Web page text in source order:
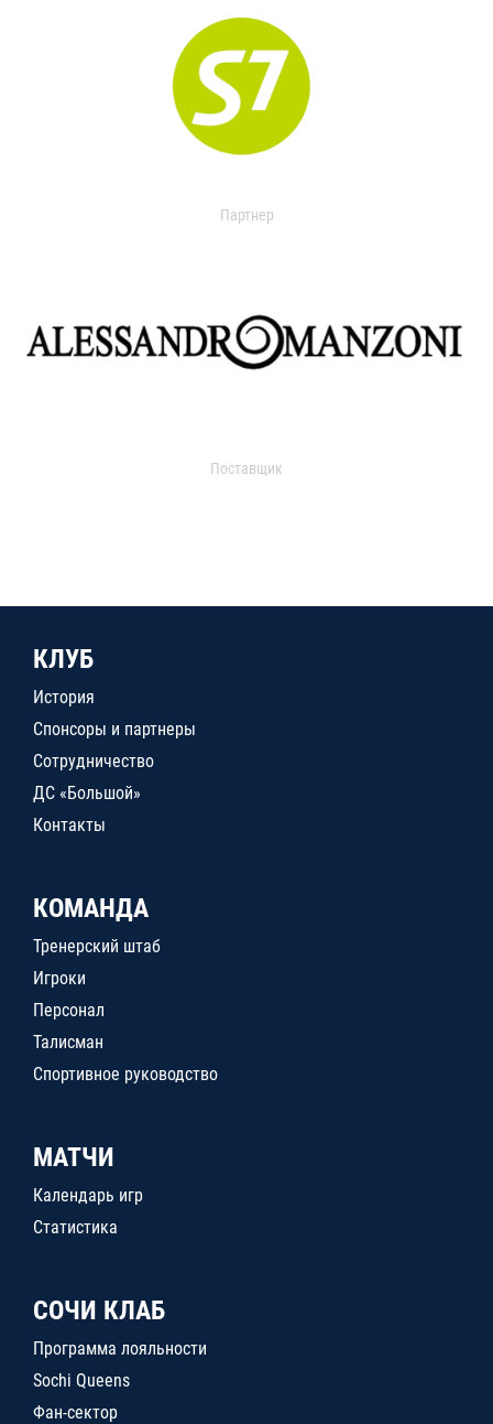
Партнер
Поставщик
КЛУБ
История
Спонсоры и партнеры
Сотрудничество
ДС «Большой»
Контакты
КОМАНДА
Тренерский штаб
Игроки
Персонал
Талисман
Спортивное руководство
МАТЧИ
Календарь игр
Статистика
СОЧИ КЛАБ
Программа лояльности
Sochi Queens
Фан-сектор